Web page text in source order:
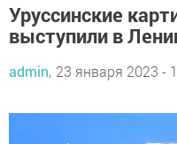
Уруссинские
выступили в
admin, 23 января 2023 -